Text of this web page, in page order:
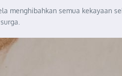
menghibahkan semua kekayaan